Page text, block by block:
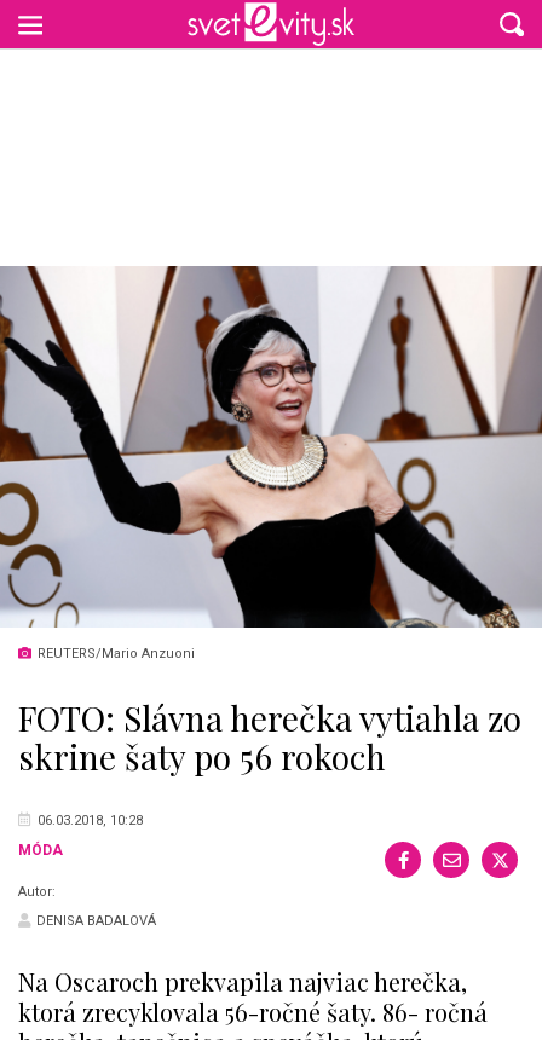
REUTERS/Mario Anzuoni
FOTO: Slávna herečka vytiahla zo
skrine šaty po 56 rokoch
06.03.2018, 10:28
MÓDA
Autor:
DENISA BADALOVÁ
Na Oscaroch prekvapila najviac herečka,
ktorá zrecyklovala 56-ročné šaty. 86- ročná